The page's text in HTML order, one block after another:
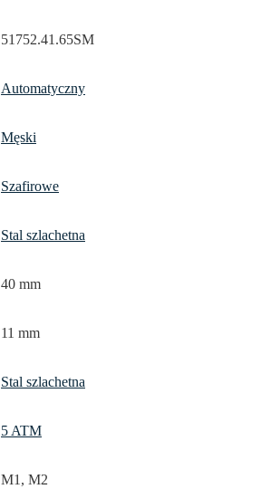
51752.41.65SM
Automatyczny
Męski
Szafirowe
Stal szlachetna
40 mm
11 mm
Stal szlachetna
5 ATM
M1, M2